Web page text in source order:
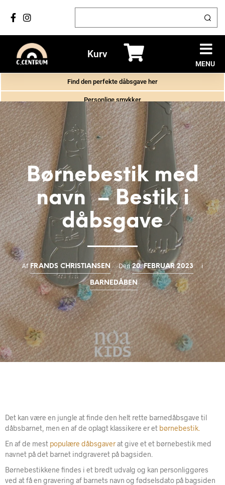
Kurv
MENU
Find den perfekte dåbsgave her
Personlige smykker
✔ GRATIS GRAVERING PÅ GAVER ✔ LEVERING: 2-4 DAGE
Børnebestik med
navn – Bestik i
dåbsgave
Af FRANDS CHRISTIANSEN Den 20. FEBRUAR 2023 i
BARNEDÅBEN
Det kan være en jungle at finde den helt rette barnedåbsgave til
dåbsbarnet, men en af de oplagt klassikere er et børnebestik.
En af de mest populære dåbsgaverat give et et børnebestik med
navnet på det barnet indgraveret på bagsiden.
Børnebestikkene findes i et bredt udvalg og kan personliggøres
ved at få en gravering af barnets navn og fødselsdato på bagsiden